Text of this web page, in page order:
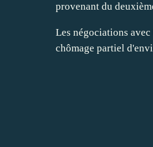
provenant du
Les négociations
chômage partiel